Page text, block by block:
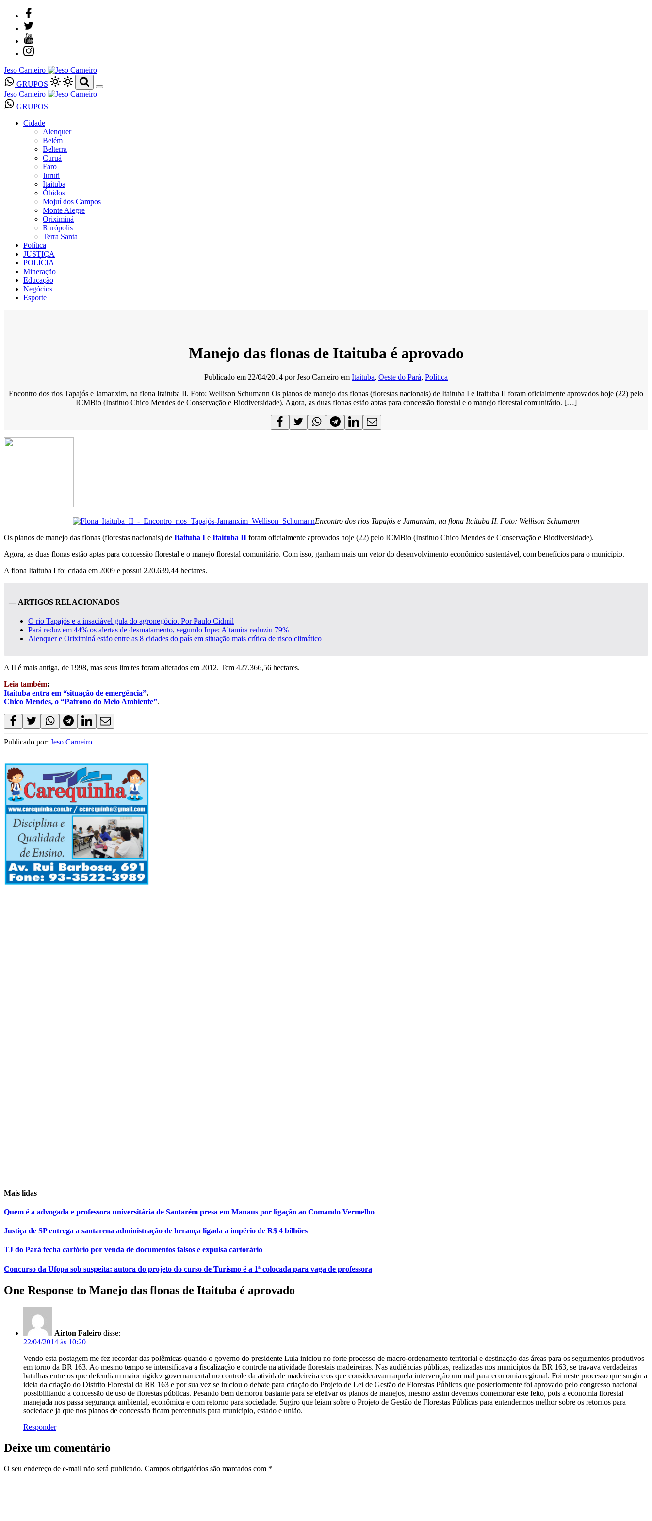
Jeso Carneiro
GRUPOS
Jeso Carneiro
GRUPOS
Cidade
Alenquer
Belém
Belterra
Curuá
Faro
Juruti
Itaituba
Óbidos
Mojuí dos Campos
Monte Alegre
Oriximiná
Rurópolis
Terra Santa
Política
JUSTIÇA
POLÍCIA
Mineração
Educação
Negócios
Esporte
Manejo das flonas de Itaituba é aprovado
Publicado em 22/04/2014 porJeso Carneiro em Itaituba, Oeste do Pará, Política
Encontro dos rios Tapajós e Jamanxim, na flona Itaituba II. Foto: Wellison Schumann Os planos de manejo das flonas (florestas nacionais) de Itaituba I e Itaituba II foram oficialmente aprovados hoje (22) pelo
ICMBio (Instituo Chico Mendes de Conservação e Biodiversidade). Agora, as duas flonas estão aptas para concessão florestal e o manejo florestal comunitário. […]
Encontro dos rios Tapajós e Jamanxim, na flona Itaituba II. Foto: Wellison Schumann
Os planos de manejo das flonas (florestas nacionais) de Itaituba I e Itaituba II foram oficialmente aprovados hoje (22) pelo ICMBio (Instituo Chico Mendes de Conservação e Biodiversidade).
Agora, as duas flonas estão aptas para concessão florestal e o manejo florestal comunitário. Com isso, ganham mais um vetor do desenvolvimento econômico sustentável, com benefícios para o município.
A flona Itaituba I foi criada em 2009 e possui 220.639,44 hectares.
— ARTIGOS RELACIONADOS
O rio Tapajós e a insaciável gula do agronegócio. Por Paulo Cidmil
Pará reduz em 44% os alertas de desmatamento, segundo Inpe; Altamira reduziu 79%
Alenquer e Oriximiná estão entre as 8 cidades do país em situação mais crítica de risco climático
A II é mais antiga, de 1998, mas seus limites foram alterados em 2012. Tem 427.366,56 hectares.
Leia também:
Itaituba entra em “situação de emergência”.
Chico Mendes, o “Patrono do Meio Ambiente”.
Publicado por: Jeso Carneiro
Mais lidas
Quem é a advogada e professora universitária de Santarém presa em Manaus por ligação ao Comando Vermelho
Justiça de SP entrega a santarena administração de herança ligada a império de R$ 4 bilhões
TJ do Pará fecha cartório por venda de documentos falsos e expulsa cartorário
Concurso da Ufopa sob suspeita: autora do projeto do curso de Turismo é a 1ª colocada para vaga de professora
One Response to Manejo das flonas de Itaituba é aprovado
Airton Faleiro disse:
22/04/2014 às 10:20
Vendo esta postagem me fez recordar das polêmicas quando o governo do presidente Lula iniciou no forte processo de macro-ordenamento territorial e destinação das áreas para os seguimentos produtivos
em torno da BR 163. Ao mesmo tempo se intensificava a fiscalização e controle na atividade florestais madeireiras. Nas audiências públicas, realizadas nos municípios da BR 163, se travava verdadeiras
batalhas entre os que defendiam maior rigidez governamental no controle da atividade madeireira e os que consideravam aquela intervenção um mal para economia regional. Foi neste processo que surgiu a
ideia da criação do Distrito Florestal da BR 163 e por sua vez se iniciou o debate para criação do Projeto de Lei de Gestão de Florestas Públicas que posteriormente foi aprovado pelo congresso nacional
possibilitando a concessão de uso de florestas públicas. Pesando bem demorou bastante para se efetivar os planos de manejos, mesmo assim devemos comemorar este feito, pois a economia florestal
manejada nos passa segurança ambiental, econômica e com retorno para sociedade. Sugiro que leiam sobre o Projeto de Gestão de Florestas Públicas para entendermos melhor sobre os retornos para
sociedade já que nos planos de concessão ficam percentuais para município, estado e união.
Responder
Deixe um comentário
O seu endereço de e-mail não será publicado. Campos obrigatórios são marcados com *